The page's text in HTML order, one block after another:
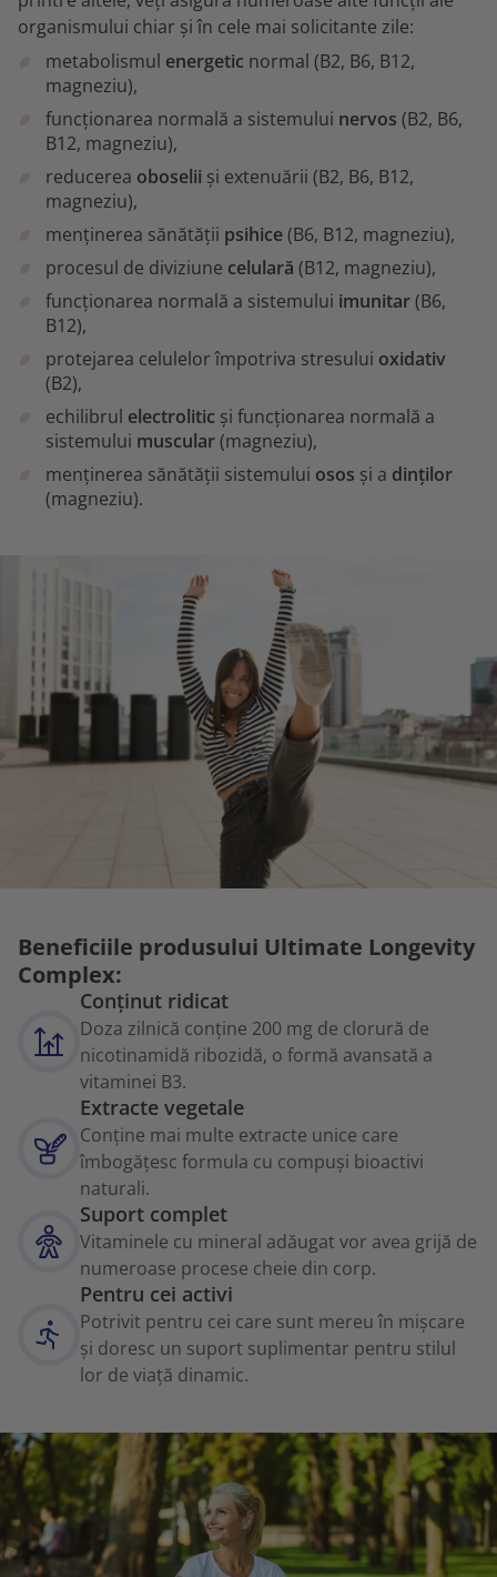
organismului chiar și în cele mai solicitante zile:
metabolismul energetic normal (B2, B6, B12,
magneziu),
funcționarea normală a sistemului nervos (B2, B6,
B12, magneziu),
reducerea oboselii și extenuării (B2, B6, B12,
magneziu),
menținerea sănătății psihice(B6, B12, magneziu),
procesul de diviziune celulară (B12, magneziu),
funcționarea normală a sistemului imunitar(B6,
B12),
protejarea celulelor împotriva stresului oxidativ
(B2),
echilibrul electrolitic și funcționarea normală a
sistemului muscular(magneziu),
menținerea sănătății sistemului osos și a dinților
(magneziu).
Beneficiile produsului Ultimate Longevity
Complex:
Conținut ridicat
Doza zilnică conține 200 mg de clorură de
nicotinamidă ribozidă, o formă avansată a
vitaminei B3.
Extracte vegetale
Conține mai multe extracte unice care
îmbogățesc formula cu compuși bioactivi
naturali.
Suport complet
Vitaminele cu mineral adăugat vor avea grijă de
numeroase procese cheie din corp.
Pentru cei activi
Potrivit pentru cei care sunt mereu în mișcare
și doresc un suport suplimentar pentru stilul
lor de viață dinamic.